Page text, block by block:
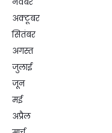
अक्टूबर
सितंबर
अगस्त
जुलाई
जून
मई
अप्रैल